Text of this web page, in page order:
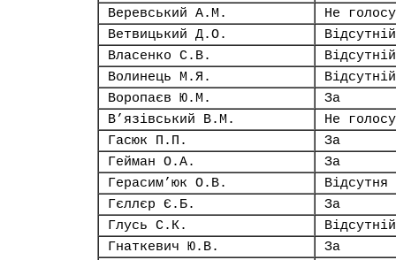
Веревський А.М.
Не
Ветвицький Д.О.
Відсутній
Власенко С.В.
Відсутній
Волинець М.Я.
Відсутній
Воропаєв Ю.М.
За
В’язівський В.М.
Не
Гасюк П.П.
За
Гейман О.А.
За
Герасим’юк О.В.
Відсутня
Гєллєр Є.Б.
За
Глусь С.К.
Відсутній
Гнаткевич Ю.В.
За